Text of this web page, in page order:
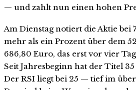
— und zahlt nun einen hohen
Am Dienstag notiert die Aktie bei
mehr als ein Prozent über dem
686,80 Euro, das erst vor vier
Seit Jahresbeginn hat der Titel
Der RSI liegt bei 25 — tief im